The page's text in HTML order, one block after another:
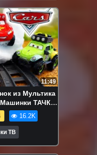
11:49
из Мультика
ТАЧКИ
Игрушки ТВ
16.2K
ТВ